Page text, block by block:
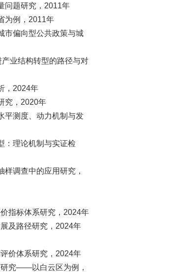
问题研究，2011年
为例，2011年
市偏向型公共政策与城
业结构转型的路径与对
，2024年
究，2020年
平测度、动力机制与发
：理论机制与实证检
调查中的应用研究，
指标体系研究，2024年
及路径研究，2024年
价体系研究，2024年
研究——以白云区为例，